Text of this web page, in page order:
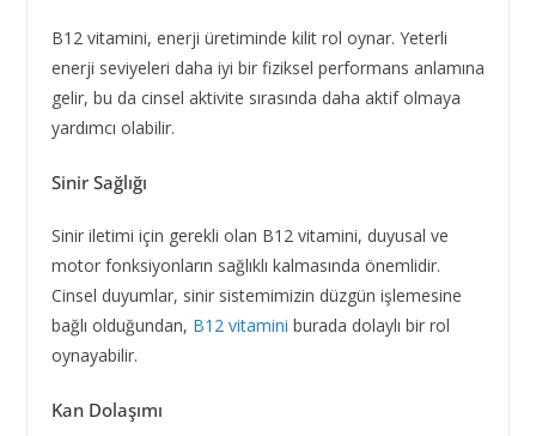
B12 vitamini, enerji üretiminde kilit rol oynar. Yeterli
enerji seviyeleri daha iyi bir fiziksel performans anlamına
gelir, bu da cinsel aktivite sırasında daha aktif olmaya
yardımcı olabilir.
Sinir Sağlığı
Sinir iletimi için gerekli olan B12 vitamini, duyusal ve
motor fonksiyonların sağlıklı kalmasında önemlidir.
Cinsel duyumlar, sinir sistemimizin düzgün işlemesine
bağlı olduğundan, B12 vitamini burada dolaylı bir rol
oynayabilir.
Kan Dolaşımı